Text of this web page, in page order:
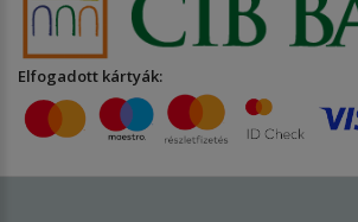
Elfogadott kártyák: